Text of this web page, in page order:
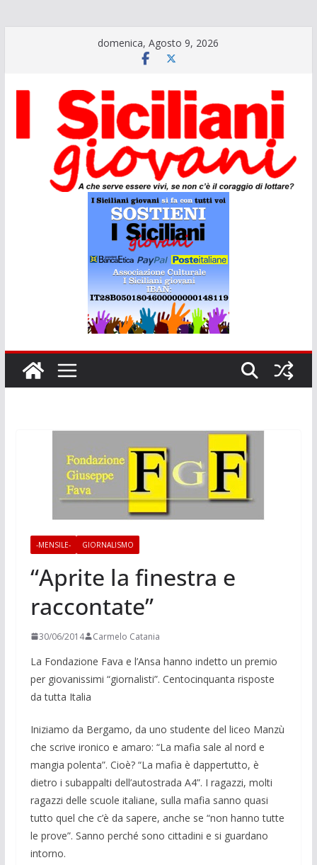
domenica, Agosto 9, 2026
-MENSILE- GIORNALISMO
“Aprite la finestra e
raccontate”
30/06/2014 Carmelo Catania
La Fondazione Fava e l’Ansa hanno indetto un premio
per giova­nissimi “giornalisti”. Centocinquanta rispo­ste
da tutta Italia
Iniziamo da Bergamo, da uno studente del liceo Manzù
che scrive ironico e amaro: “La mafia sale al nord e
mangia polenta”. Cioè? “La mafia è dappertutto, è
dietro i subappalti dell’autostrada A4”. I ragazzi, molti
ragazzi delle scuole italiane, sulla mafia sanno quasi
tutto quel che c’è da sapere, anche se “non hanno tutte
le prove”. Sanno perché sono cittadini e si guardano
intorno.